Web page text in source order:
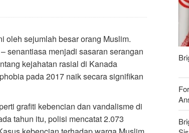
oleh sejumlah besar orang Muslim.
senantiasa menjadi sasaran serangan
kejahatan rasial di Kanada
pada 2017 naik secara signifikan
grafiti kebencian dan vandalisme di
tahun itu, polisi mencatat 2.073